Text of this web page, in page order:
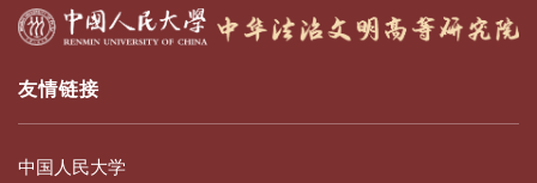
友情链接
中国人民大学